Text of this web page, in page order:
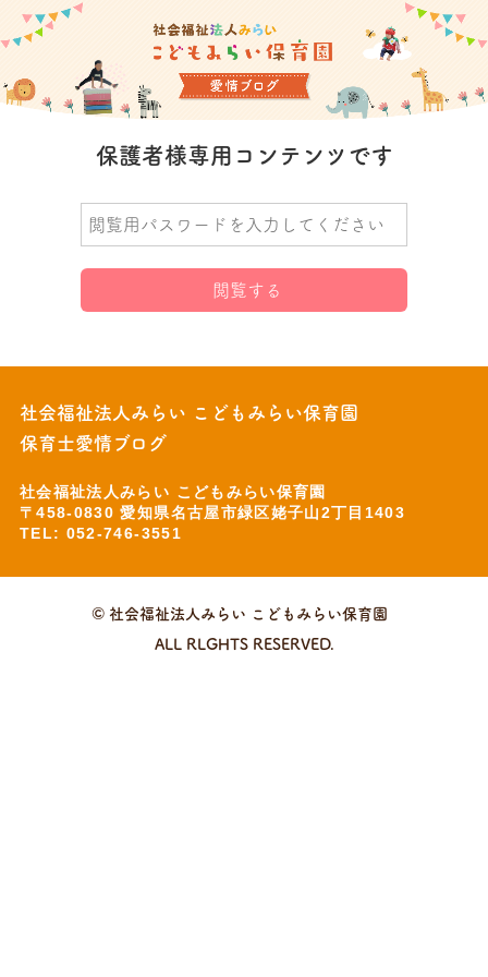
保護者様専用コンテンツです
社会福祉法人みらい こどもみらい保育園
保育士愛情ブログ
社会福祉法人みらい こどもみらい保育園
〒458-0830 愛知県名古屋市緑区姥子山2丁目1403
TEL: 052-746-3551
© 社会福祉法人みらい こどもみらい保育園
ALL RLGHTS RESERVED.